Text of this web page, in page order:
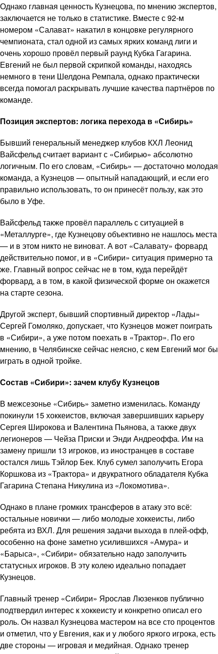
Однако главная ценность Кузнецова, по мнению экспертов,
заключается не только в статистике. Вместе с 92-м
номером «Салават» накатил в концовке регулярного
чемпионата, стал одной из самых ярких команд лиги и
очень хорошо провёл первый раунд Кубка Гагарина.
Евгений не был первой скрипкой команды, находясь
немного в тени Шелдона Ремпала, однако практически
всегда помогал раскрывать лучшие качества партнёров по
команде.
Позиция экспертов: логика перехода в «Сибирь»
Бывший генеральный менеджер клубов КХЛ Леонид
Вайсфельд считает вариант с «Сибирью» абсолютно
логичным. По его словам, «Сибирь» — достаточно молодая
команда, а Кузнецов — опытный нападающий, и если его
правильно использовать, то он принесёт пользу, как это
было в Уфе.
Вайсфельд также провёл параллель с ситуацией в
«Металлурге», где Кузнецову объективно не нашлось места
— и в этом никто не виноват. А вот «Салавату» форвард
действительно помог, и в «Сибири» ситуация примерно та
же. Главный вопрос сейчас не в том, куда перейдёт
форвард, а в том, в какой физической форме он окажется
на старте сезона.
Другой эксперт, бывший спортивный директор «Лады»
Сергей Гомоляко, допускает, что Кузнецов может поиграть
в «Сибири», а уже потом поехать в «Трактор». По его
мнению, в Челябинске сейчас неясно, с кем Евгений мог бы
играть в одной тройке.
Состав «Сибири»: зачем клубу Кузнецов
В межсезонье «Сибирь» заметно изменилась. Команду
покинули 15 хоккеистов, включая завершивших карьеру
Сергея Широкова и Валентина Пьянова, а также двух
легионеров — Чейза Приски и Энди Андреоффа. Им на
замену пришли 13 игроков, из иностранцев в составе
остался лишь Тэйлор Бек. Клуб сумел заполучить Егора
Коршкова из «Трактора» и двукратного обладателя Кубка
Гагарина Степана Никулина из «Локомотива».
Однако в плане громких трансферов в атаку это всё:
остальные новички — либо молодые хоккеисты, либо
ребята из ВХЛ. Для решения задачи выхода в плей-офф,
особенно на фоне заметно усилившихся «Амура» и
«Барыса», «Сибири» обязательно надо заполучить
статусных игроков. В эту колею идеально попадает
Кузнецов.
Главный тренер «Сибири» Ярослав Люзенков публично
подтвердил интерес к хоккеисту и конкретно описал его
роль. Он назвал Кузнецова мастером на все сто процентов
и отметил, что у Евгения, как и у любого яркого игрока, есть
две стороны — игровая и медийная. Однако тренер